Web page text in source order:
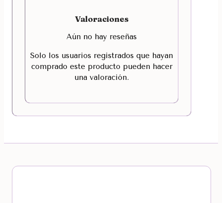
Valoraciones
Aún no hay reseñas
Solo los usuarios registrados que hayan
comprado este producto pueden hacer
una valoración.